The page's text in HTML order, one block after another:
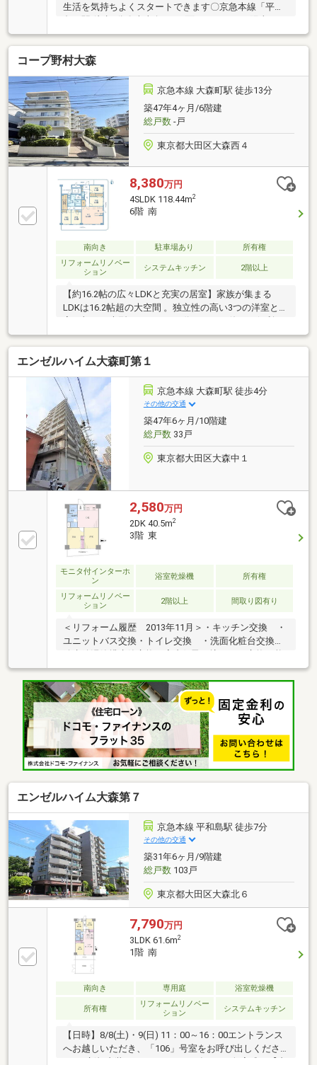
生活を気持ちよくスタートできます〇京急本線「平和
り・眺望良好〇1フロアに2住戸のみの設計で、プライ
バシーが確保〇宅配ボックス完備〇駐車場月額/17000
円～30000円○広々としたバルコニーは27.43㎡○ポーチ
（3.40㎡）付住戸○天井高約2.5mの開放的な居室〇角
部屋でプライベートな時間をゆったりとお過ごしいた
だけます〇ペット飼育可（細則有）◎周辺環境充実‐京
急ストア平和島店 約500ｍ‐大田区立大森東図書館
約320ｍ‐大田区立平和の森公園 約590ｍ
コープ野村大森
京急本線 大森町駅 徒歩13分
築47年4ヶ月/6階建
総戸数-戸
東京都大田区大森西４
8,380万円
4SLDK 118.44m2
6階 南
南向き 駐車場あり
所有権
リフォームリノベー
ション
システムキッチン 2階以上
【約16.2帖の広々LDKと充実の居室】家族が集まる
LDKは16.2帖超の大空間 。独立性の高い3つの洋室と和
「約4.7帖の納戸」や2か所のトイレなど、大人数のフ
ァミリーでも快適に暮らせる工夫が詰まっています 。
エンゼルハイム大森町第１
京急本線 大森町駅 徒歩4分
その他の交通
築47年6ヶ月/10階建
総戸数33戸
東京都大田区大森中１
2,580万円
2DK 40.5m2
3階 東
モニタ付インターホ
ン
浴室乾燥機 所有権
リフォームリノベー
ション
2階以上 間取り図有り
＜リフォーム履歴 2013年11月＞・キッチン交換 ・
ユニットバス交換・トイレ交換 ・洗面化粧台交換・
な継ぎ手部分より交換）・給湯器交換 ・建具交換＜
周辺環境＞・そらのいえ保育園 徒歩3分・大森第一
小学校 徒歩3分・大森東中学校 徒歩5分・まいばす
けっと大森町駅前店 徒歩5分・セブンイレブン大森
中一丁目店 徒歩3分・ライフ大森中店 徒歩4分・す
き家大森町駅店 徒歩3分・大森山谷公園 徒歩2分
エンゼルハイム大森第７
京急本線 平和島駅 徒歩7分
その他の交通
築31年6ヶ月/9階建
総戸数103戸
東京都大田区大森北６
7,790万円
3LDK 61.6m2
1階 南
南向き 専用庭 浴室乾燥機
所有権
リフォームリノベー
ション
システムキッチン
【日時】8/8(土)・9(日) 11：00～16：00エントランス
へお越しいただき、「106」号室をお呼び出しくださ